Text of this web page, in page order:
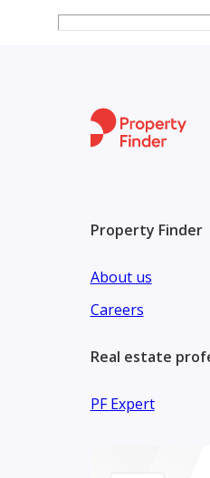
Property Finder
About us
Careers
Real estate
PF Expert